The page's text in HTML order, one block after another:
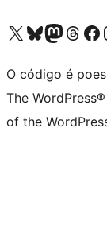
Visita la cuenta de X (anteriormente Twitter)
Visita a nosa conta de Bluesky
Visita a nosa conta
Visita a nosaVisita a
O código é
The
of the